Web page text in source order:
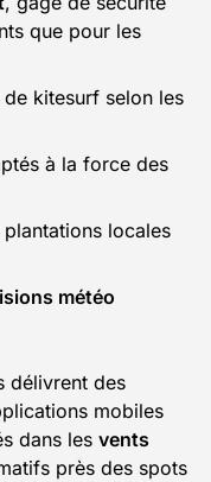
que pour les
kitesurf selon les
à la force des
locales
météo
délivrent des
mobiles
dans les vents
près des spots